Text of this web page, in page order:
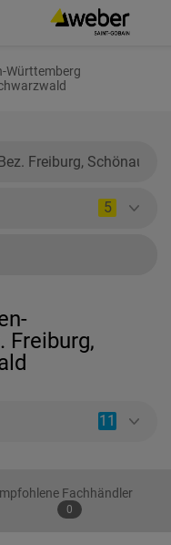
Württemberg
5
Freiburg,
11
Fachhändler
0